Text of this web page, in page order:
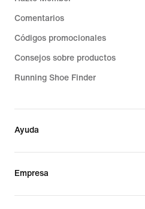
Comentarios
Códigos promocionales
Consejos sobre productos
Running Shoe Finder
Ayuda
Empresa